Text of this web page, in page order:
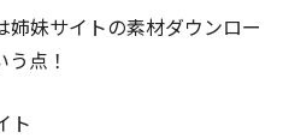
姉妹サイトの素材ダウンロー
点！
ト